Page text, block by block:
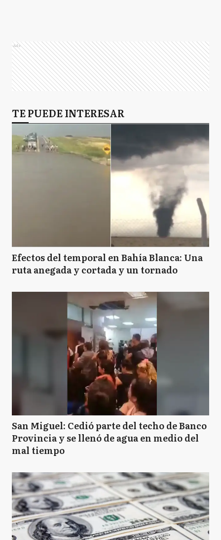
Ads
TE PUEDE INTERESAR
Efectos del temporal en Bahía Blanca: Una
ruta anegada y cortada y un tornado
San Miguel: Cedió parte del techo de Banco
Provincia y se llenó de agua en medio del
mal tiempo